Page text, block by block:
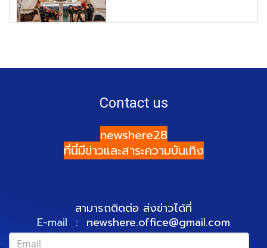
Contact us
newshere28
ที่นี่มีข่าวและสาระความบันเทิง
สามารถติดต่อ ส่งข่าวได้ที่
E-mail : newshere.office@gmail.com